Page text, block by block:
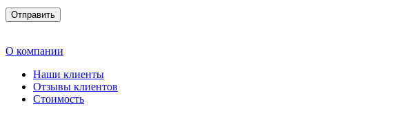
О компании
Наши клиенты
Отзывы клиентов
Стоимость